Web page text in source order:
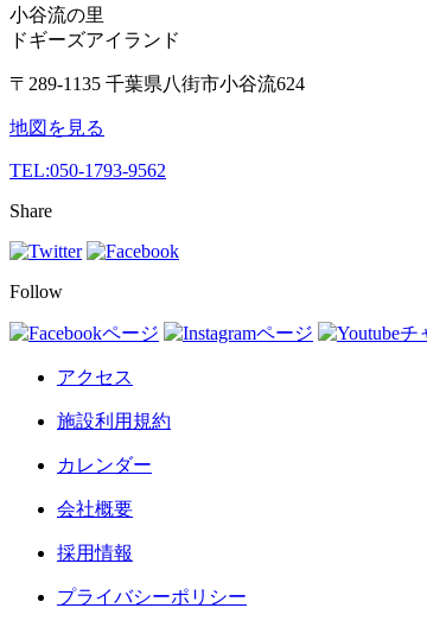
小谷流の里
ドギーズアイランド
〒289-1135 千葉県八街市小谷流624
地図を見る
TEL:050-1793-9562
Share
Follow
アクセス
施設利用規約
カレンダー
会社概要
採用情報
プライバシーポリシー